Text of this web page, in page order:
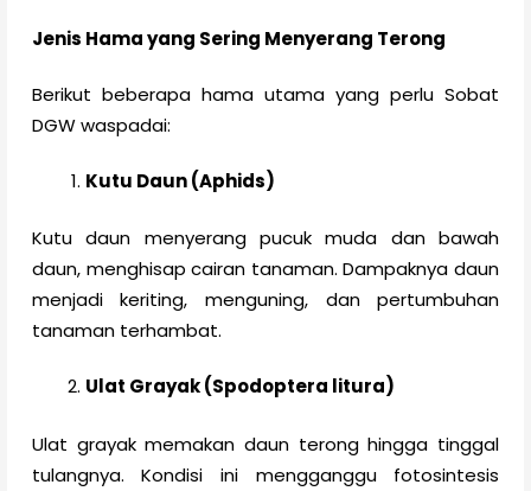
Jenis Hama yang Sering Menyerang Terong
Berikut beberapa hama utama yang perlu Sobat
DGW waspadai:
Kutu Daun (Aphids)
Kutu daun menyerang pucuk muda dan bawah
daun, menghisap cairan tanaman. Dampaknya daun
menjadi keriting, menguning, dan pertumbuhan
tanaman terhambat.
Ulat Grayak (Spodoptera litura)
Ulat grayak memakan daun terong hingga tinggal
tulangnya. Kondisi ini mengganggu fotosintesis